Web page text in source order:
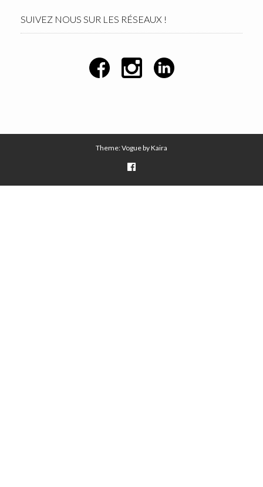
SUIVEZ NOUS SUR LES RÉSEAUX !
Theme: Vogue byKaira